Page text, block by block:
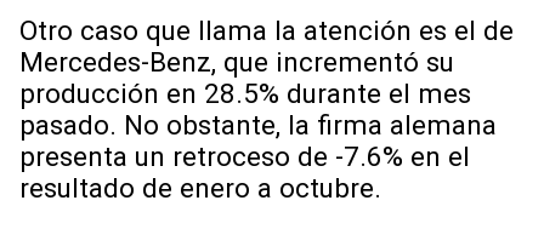
Otro caso que llama la atención es el de
Mercedes-Benz, que incrementó su
producción en 28.5% durante el mes
pasado. No obstante, la firma alemana
presenta un retroceso de -7.6% en el
resultado de enero a octubre.